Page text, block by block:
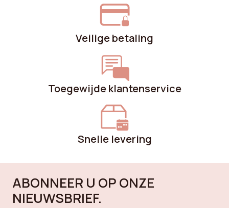
Veilige betaling
Toegewijde klantenservice
Snelle levering
ABONNEER U OP ONZE
NIEUWSBRIEF.